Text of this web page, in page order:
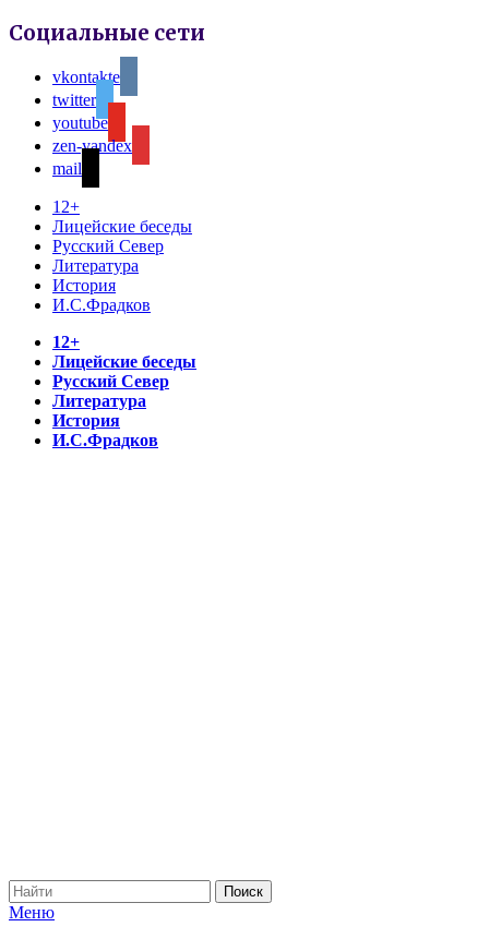
Социальные сети
vkontakte
twitter
youtube
zen-yandex
mail
12+
Лицейские беседы
Русский Север
Литература
История
И.С.Фрадков
12+
Лицейские беседы
Русский Север
Литература
История
И.С.Фрадков
Меню